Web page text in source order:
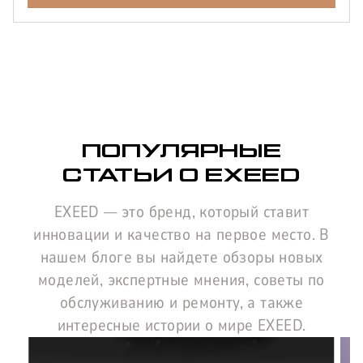
Зеленый
Белый
Серебристый
Синий
ПОПУЛЯРНЫЕ
СТАТЬИ О EXEED
EXEED — это бренд, который ставит
инновации и качество на первое место. В
нашем блоге вы найдете обзоры новых
моделей, экспертные мнения, советы по
обслуживанию и ремонту, а также
интересные истории о мире EXEED.